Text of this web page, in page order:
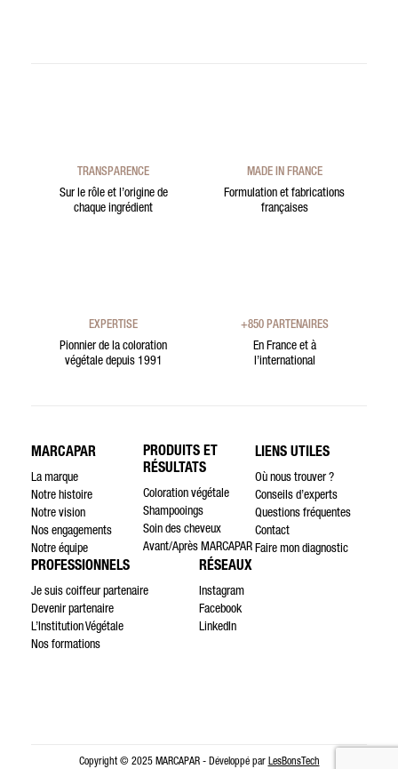
TRANSPARENCE
Sur le rôle et l’origine de
chaque ingrédient
MADE IN FRANCE
Formulation et fabrications
françaises
EXPERTISE
Pionnier de la coloration
végétale depuis 1991
+850 PARTENAIRES
En France et à
l’international
MARCAPAR
La marque
Notre histoire
Notre vision
Nos engagements
Notre équipe
PRODUITS ET
RÉSULTATS
Coloration végétale
Shampooings
Soin des cheveux
Avant/Après MARCAPAR
LIENS UTILES
Où nous trouver ?
Conseils d’experts
Questions fréquentes
Contact
Faire mon diagnostic
PROFESSIONNELS
Je suis coiffeur partenaire
Devenir partenaire
L’Institution Végétale
Nos formations
RÉSEAUX
Instagram
Facebook
LinkedIn
Copyright © 2025 MARCAPAR - Développé par LesBonsTech